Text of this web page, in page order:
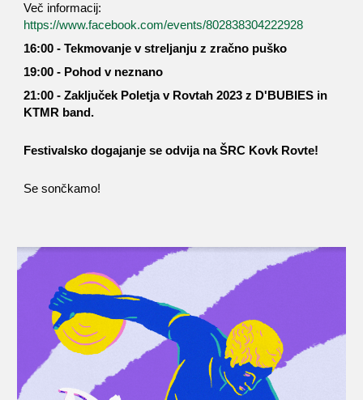
Več informacij:
https://www.facebook.com/events/802838304222928
16:00 - Tekmovanje v streljanju z zračno puško
19:00 - Pohod v neznano
21:00 - Zaključek Poletja v Rovtah 2023 z D'BUBIES in
KTMR band.
Festivalsko dogajanje se odvija na ŠRC Kovk Rovte!
Se sončkamo!